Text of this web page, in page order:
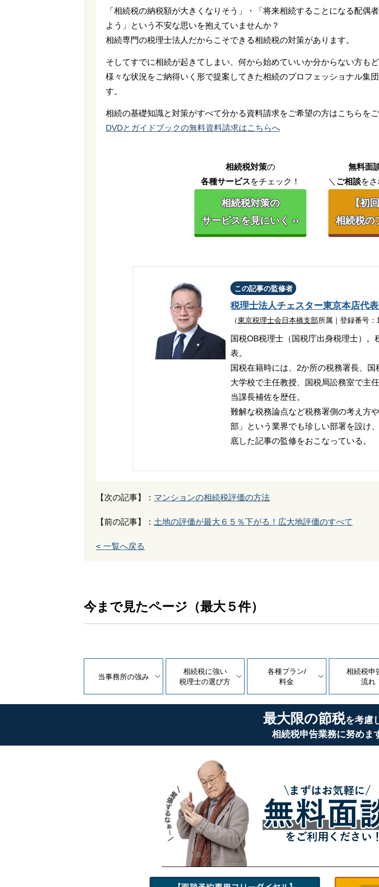
「相続税の納税額が大きくなりそう」・「将来相続することになる配偶
よう」という不安な思いを抱えていませんか？
相続専門の税理士法人だからこそできる相続税の対策があります。
そしてすでに相続が起きてしまい、何から始めていいか分からない方もど
様々な状況をご納得いく形で提案してきた相続のプロフェッショナル集
す。
相続の基礎知識と対策がすべて分かる資料請求をご希望の方はこちらをご
DVDとガイドブックの無料資料請求はこちらへ
相続税対策の
各種サービスをチェック！
相続税対策の
サービスを見にいく ››
無料面
＼ ご相談を
【初
相続税の
この記事の監修者
税理士法人チェスター東京本店代表
（東京税理士会日本橋支部所属｜登録番号：
国税OB税理士（国税庁出身税理士）
表。
国税在籍時には、2か所の税務署長、
大学校で主任教授、国税局訟務室で主
当課長補佐を歴任。
難解な税務論点など税務署側の考え方
部」という業界でも珍しい部署を設け
底した記事の監修をおこなっている。
【次の記事】： マンションの相続税評価の方法
【前の記事】： 土地の評価が最大６５％下がる！広大地評価のすべて
< 一覧へ戻る
今まで見たページ（最大５件）
当事務所の強み
相続税に強い
税理士の選び方
各種プラン/
料金
相続税申
流れ
最大限の節税を考慮
相続税申告業務に努めま